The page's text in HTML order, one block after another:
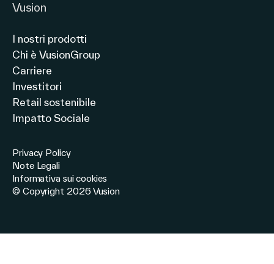
Vusion
I nostri prodotti
Chi è VusionGroup
Carriere
Investitori
Retail sostenibile
Impatto Sociale
Privacy Policy
Note Legali
Informativa sui cookies
© Copyright 2026 Vusion